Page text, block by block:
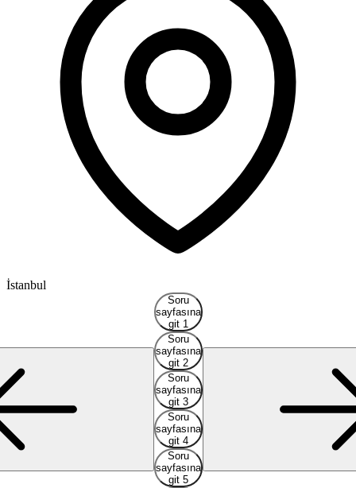
İstanbul
Soru
sayfasına
git 1
Soru
sayfasına
git 2
Soru
sayfasına
git 3
Soru
sayfasına
git 4
Soru
sayfasına
git 5